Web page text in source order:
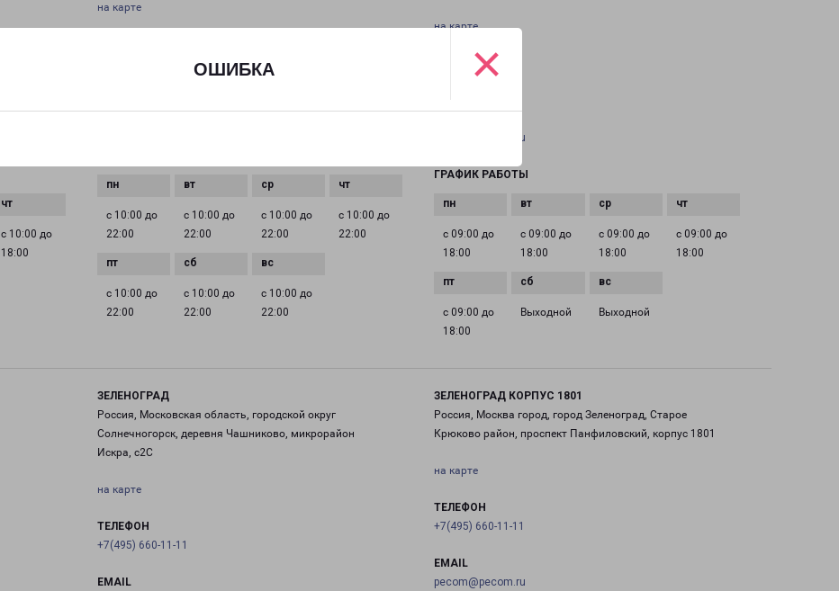
ОШИБКА ×
с 10:00 до
18:00
на карте
с 10:00 до
22:00
с 10:00 до
22:00
с 10:00 до
22:00
с 10:00 до
22:00
с 10:00 до
22:00
с 10:00 до
22:00
с 10:00 до
22:00
на карте
ТЕЛЕФОН
pecom@pecom.ru
ГРАФИК РАБОТЫ
с 09:00 до
18:00
с 09:00 до
18:00
с 09:00 до
18:00
с 09:00 до
18:00
с 09:00 до
18:00
Выходной Выходной
ЗЕЛЕНОГРАД
Россия, Московская область, городской округ
Солнечногорск, деревня Чашниково, микрорайон
Искра, с2С
на карте
ТЕЛЕФОН
+7(495) 660-11-11
EMAIL
ЗЕЛЕНОГРАД КОРПУС 1801
Россия, Москва город, город Зеленоград, Старое
Крюково район, проспект Панфиловский, корпус 1801
на карте
ТЕЛЕФОН
+7(495) 660-11-11
EMAIL
pecom@pecom.ru